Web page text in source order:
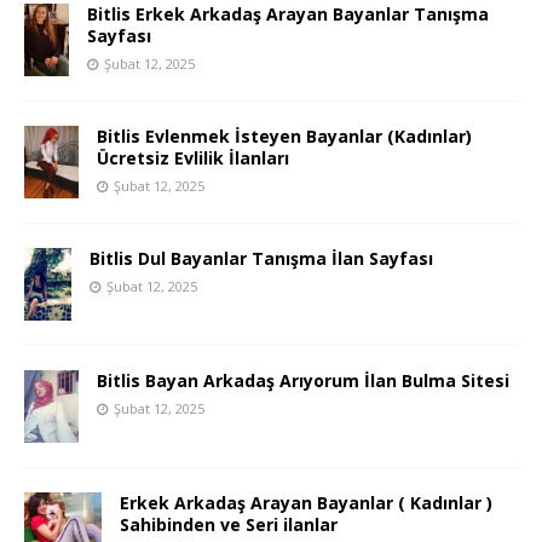
Bitlis Erkek Arkadaş Arayan Bayanlar Tanışma
Sayfası
Şubat 12, 2025
Bitlis Evlenmek İsteyen Bayanlar (Kadınlar)
Ücretsiz Evlilik İlanları
Şubat 12, 2025
Bitlis Dul Bayanlar Tanışma İlan Sayfası
Şubat 12, 2025
Bitlis Bayan Arkadaş Arıyorum İlan Bulma Sitesi
Şubat 12, 2025
Erkek Arkadaş Arayan Bayanlar ( Kadınlar )
Sahibinden ve Seri ilanlar